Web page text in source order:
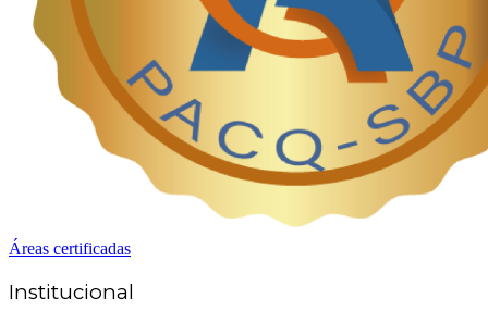
Áreas certificadas
Institucional